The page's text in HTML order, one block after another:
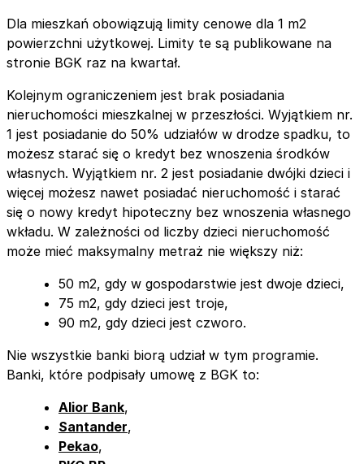
Dla mieszkań obowiązują limity cenowe dla 1 m2
powierzchni użytkowej. Limity te są publikowane na
stronie BGK raz na kwartał.
Kolejnym ograniczeniem jest brak posiadania
nieruchomości mieszkalnej w przeszłości. Wyjątkiem nr.
1 jest posiadanie do 50% udziałów w drodze spadku, to
możesz starać się o kredyt bez wnoszenia środków
własnych. Wyjątkiem nr. 2 jest posiadanie dwójki dzieci i
więcej możesz nawet posiadać nieruchomość i starać
się o nowy kredyt hipoteczny bez wnoszenia własnego
wkładu. W zależności od liczby dzieci nieruchomość
może mieć maksymalny metraż nie większy niż:
50 m2, gdy w gospodarstwie jest dwoje dzieci,
75 m2, gdy dzieci jest troje,
90 m2, gdy dzieci jest czworo.
Nie wszystkie banki biorą udział w tym programie.
Banki, które podpisały umowę z BGK to:
Alior Bank,
Santander,
Pekao,